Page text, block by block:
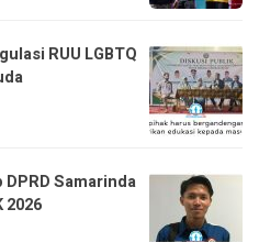
RUU LGBTQ
DPRD Samarinda
2026